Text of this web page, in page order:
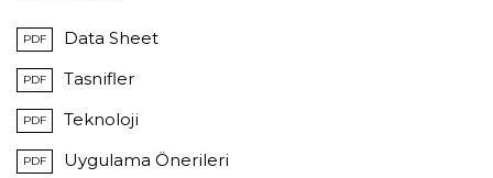
PDF Data Sheet
PDF Tasnifler
PDF Teknoloji
PDF Uygulama Önerileri